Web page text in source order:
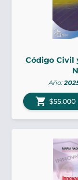
Código Civil
Año:
shopping_cart $55.000